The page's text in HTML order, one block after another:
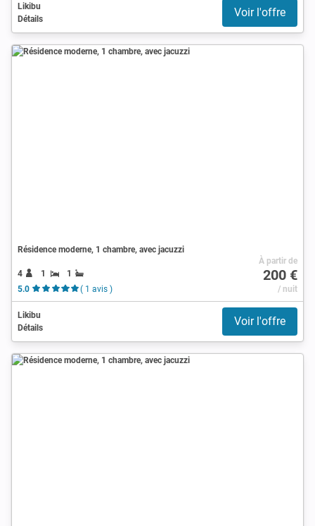
Likibu
Détails
Voir l'offre
Résidence moderne, 1 chambre, avec jacuzzi
4 1
1
5.0
( 1 avis )
À partir de
200 €
/ nuit
Likibu
Détails
Voir l'offre